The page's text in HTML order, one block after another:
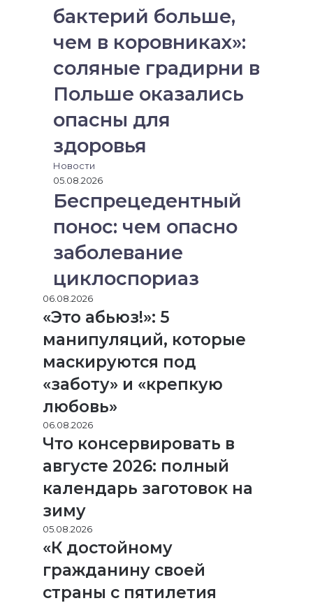
бактерий больше,
чем в коровниках»:
соляные градирни в
Польше оказались
опасны для
здоровья
Новости
05.08.2026
Беспрецедентный
понос: чем опасно
заболевание
циклоспориаз
06.08.2026
«Это абьюз!»: 5
манипуляций, которые
маскируются под
«заботу» и «крепкую
любовь»
06.08.2026
Что консервировать в
августе 2026: полный
календарь заготовок на
зиму
05.08.2026
«К достойному
гражданину своей
страны с пятилетия